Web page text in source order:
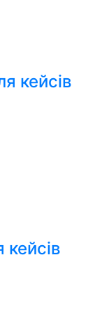
кейсів